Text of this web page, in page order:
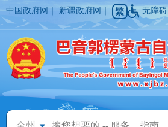
中国政府网 ｜新疆政府网 ｜ 无障碍